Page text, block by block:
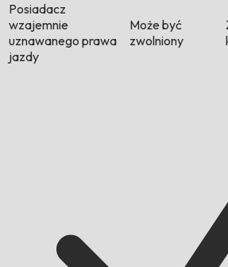
Posiadacz
wzajemnie
uznawanego prawa
jazdy
Może być
zwolniony